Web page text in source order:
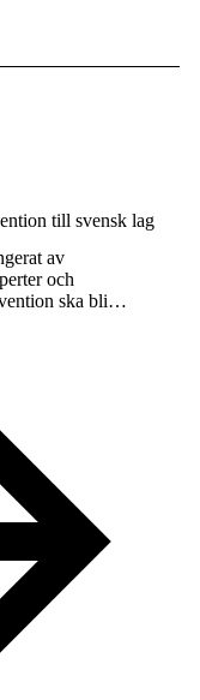
till svensk lag
av
och
ska bli…